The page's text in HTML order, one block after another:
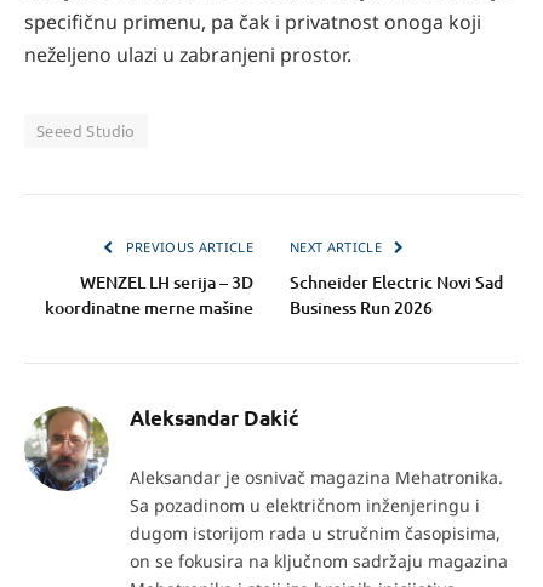
specifičnu primenu, pa čak i privatnost onoga koji
neželjeno ulazi u zabranjeni prostor.
Seeed Studio
PREVIOUS ARTICLE
WENZEL LH serija – 3D
koordinatne merne mašine
NEXT ARTICLE
Schneider Electric Novi Sad
Business Run 2026
Aleksandar Dakić
Aleksandar je osnivač magazina Mehatronika.
Sa pozadinom u električnom inženjeringu i
dugom istorijom rada u stručnim časopisima,
on se fokusira na ključnom sadržaju magazina